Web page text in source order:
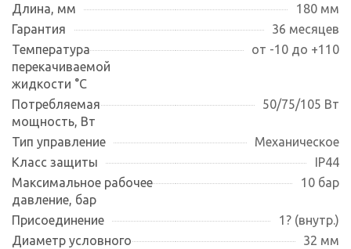
Длина, мм
180 мм
Гарантия
36 месяцев
Температура
перекачиваемой
жидкости °С
от -10 до +110
Потребляемая
мощность, Вт
50/75/105 Вт
Тип управление
Механическое
Класс защиты
IP44
Максимальное рабочее
давление, бар
10 бар
Присоединение
1? (внутр.)
Диаметр условного
32 мм